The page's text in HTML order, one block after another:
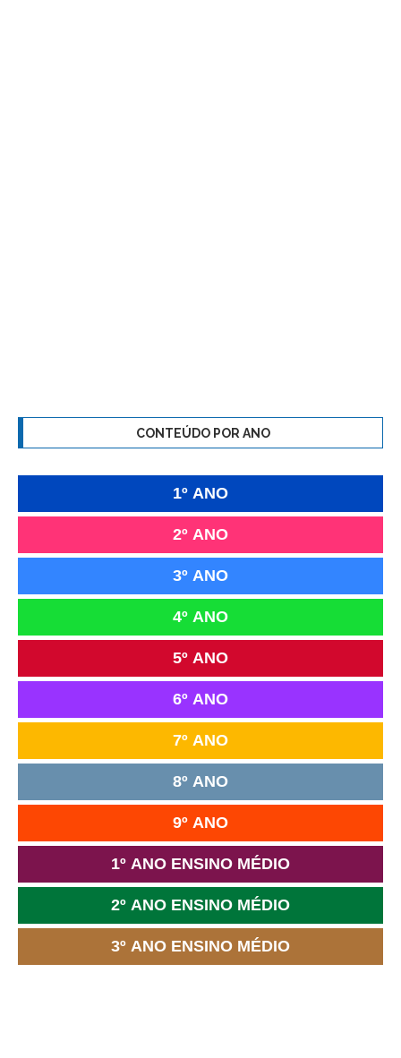
CONTEÚDO POR ANO
1º ANO
2º ANO
3º ANO
4º ANO
5º ANO
6º ANO
7º ANO
8º ANO
9º ANO
1º ANO ENSINO MÉDIO
2º ANO ENSINO MÉDIO
3º ANO ENSINO MÉDIO